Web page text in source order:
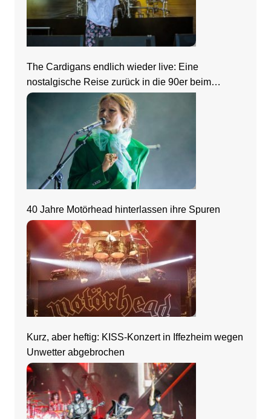
The Cardigans endlich wieder live: Eine
nostalgische Reise zurück in die 90er beim
Zeltfestival Rhein-Neckar
40 Jahre Motörhead hinterlassen ihre Spuren
Kurz, aber heftig: KISS-Konzert in Iffezheim wegen
Unwetter abgebrochen